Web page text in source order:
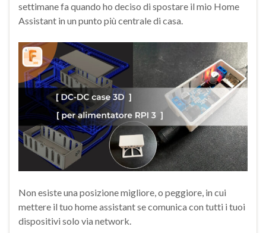
settimane fa quando ho deciso di spostare il mio Home
Assistant in un punto più centrale di casa.
Non esiste una posizione migliore, o peggiore, in cui
mettere il tuo home assistant se comunica con tutti i tuoi
dispositivi solo via network.